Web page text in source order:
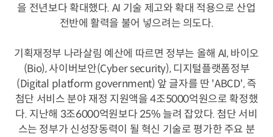
을 전년보다 확대했다. AI 기술 제고와 확대 적용으로 산업
전반에 활력을 불어 넣으려는 의도다.
기획재정부 나라살림 예산에 따르면 정부는 올해 AI, 바이오
(Bio), 사이버보안(Cyber security), 디지털플랫폼정부
(Digital platform government) 앞 글자를 딴 'ABCD', 즉
첨단 서비스 분야 재정 지원액을 4조5000억원으로 확정했
다. 지난해 3조6000억원보다 25% 늘려 잡았다. 첨단 서비
스는 정부가 신성장동력이 될 혁신 기술로 평가한 주요 분